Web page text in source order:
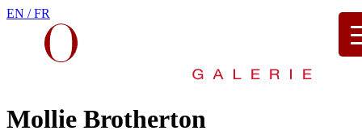
EN /FR
Mollie Brotherton